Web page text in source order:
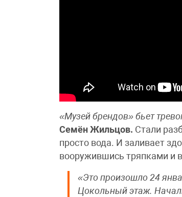
«Музей брендов» бьет
Семён Жильцов. Стали
просто вода. И заливает
вооружившись тряпками и
«Это произошло 24
Цокольный этаж.